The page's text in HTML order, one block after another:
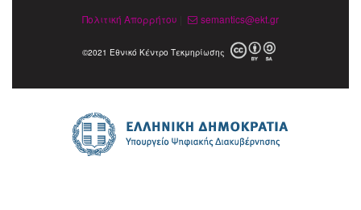
Πολιτική Απορρήτου semantics@ekt.gr
©2021 Εθνικό Κέντρο Τεκμηρίωσης